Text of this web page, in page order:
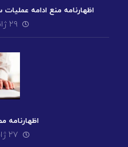
اظهارنامه منع ادامه
۲۹ ژانویه ۲۰۲۴
اظهارنامه
۲۷ ژانویه ۲۰۲۴